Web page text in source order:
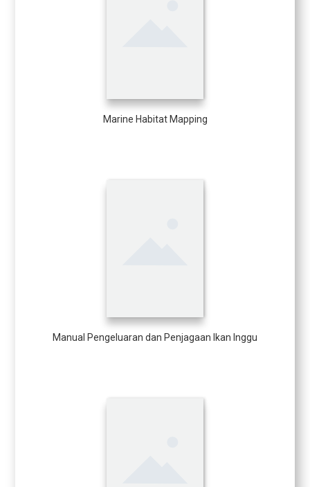
Marine Habitat Mapping
Manual Pengeluaran dan Penjagaan Ikan Inggu